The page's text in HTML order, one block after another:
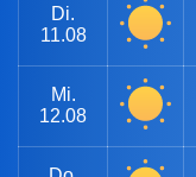
Di.
11.08
Mi.
12.08